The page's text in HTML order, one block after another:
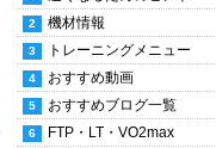
機材情報
トレーニングメニュー
おすすめ動画
おすすめブログ一覧
FTP・LT・VO2max